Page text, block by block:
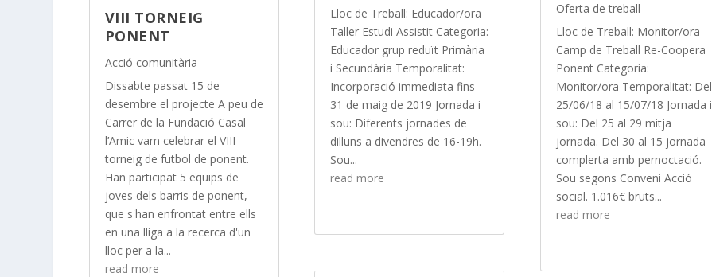
VIII TORNEIG
PONENT
Acció comunitària
Dissabte passat 15 de
desembre el projecte A peu de
Carrer de la Fundació Casal
l’Amic vam celebrar el VIII
torneig de futbol de ponent.
Han participat 5 equips de
joves dels barris de ponent,
que s'han enfrontat entre ells
en una lliga a la recerca d'un
lloc per a la...
read more
Lloc de Treball: Educador/ora
Taller Estudi Assistit Categoria:
Educador grup reduït Primària
i Secundària Temporalitat:
Incorporació immediata fins
31 de maig de 2019 Jornada i
sou: Diferents jornades de
dilluns a divendres de 16-19h.
Sou...
read more
Oferta de treball
Lloc de Treball: Monitor/ora
Camp de Treball Re-Coopera
Ponent Categoria:
Monitor/ora Temporalitat: Del
25/06/18 al 15/07/18 Jornada i
sou: Del 25 al 29 mitja
jornada. Del 30 al 15 jornada
complerta amb pernoctació.
Sou segons Conveni Acció
social. 1.016€ bruts...
read more